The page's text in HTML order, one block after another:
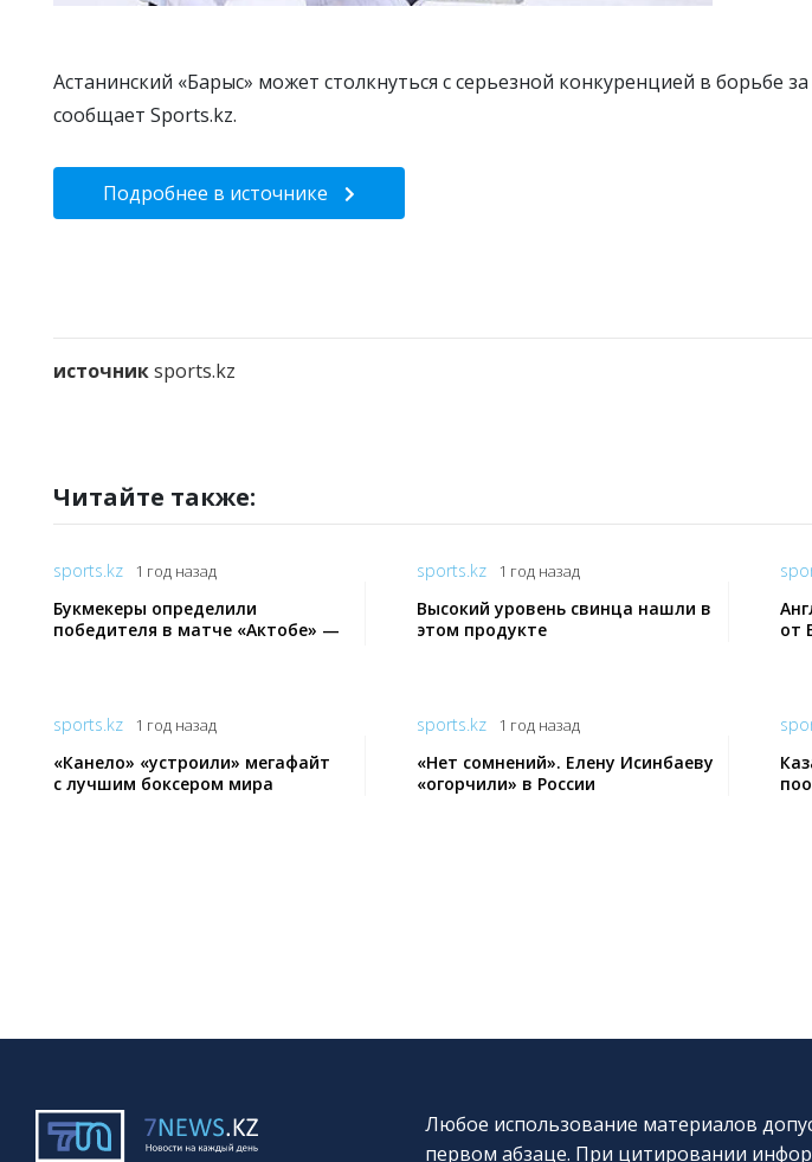
Астанинский «Барыс» может столкнуться с серьезной конкуренцией в борьбе
сообщает Sports.kz.
Подробнее в источнике
источникsports.kz
Читайте также:
sports.kz 1 год назад
Букмекеры определили
победителя в матче «Актобе» —
sports.kz 1 год назад
Высокий уровень свинца нашли в
этом продукте
от
sports.kz 1 год назад
«Канело» «устроили» мегафайт
с лучшим боксером мира
sports.kz 1 год назад
«Нет сомнений». Елену Исинбаеву
«огорчили» в России
Любое использование материалов
первом абзаце. При цитировании